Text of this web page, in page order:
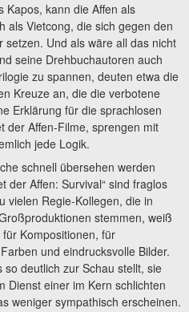
Kapos, kann die Affen als
als Vietcong, die sich gegen den
Und als wäre all das nicht
seine Drehbuchautoren auch
zu spannen, deuten etwa die
Kreuze an, die die verbotene
Erklärung für die sprachlosen
der Affen-Filme, sprengen mit
jede Logik.
schnell übersehen werden
der Affen: Survival“ sind fraglos
vielen Regie-Kollegen, die in
stemmen, weiß
Kompositionen, für
und eindrucksvolle Bilder.
deutlich zur Schau stellt, sie
Dienst einer im Kern schlichten
weniger sympathisch erscheinen.